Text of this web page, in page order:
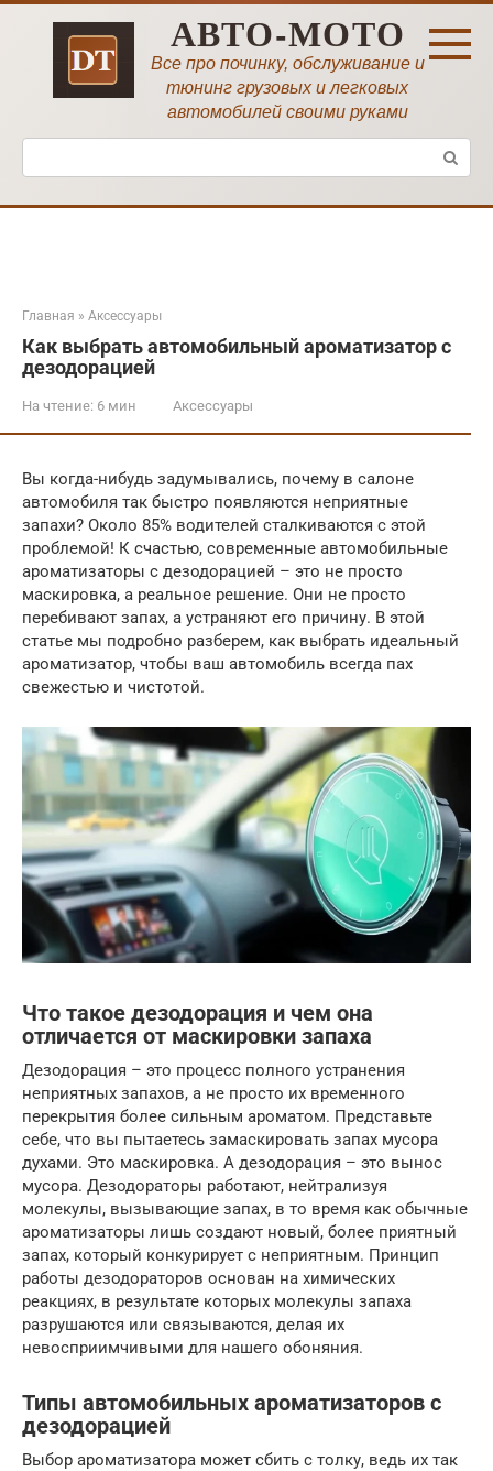
Перейти
АВТО-МОТО
Все про починку, обслуживание и
тюнинг грузовых и легковых
автомобилей своими руками
Поиск:
Главная » Аксессуары
Как выбрать автомобильный ароматизатор с
дезодорацией
На чтение: 6 мин Аксессуары
Вы когда-нибудь задумывались, почему в салоне
автомобиля так быстро появляются неприятные
запахи? Около 85% водителей сталкиваются с этой
проблемой! К счастью, современные автомобильные
ароматизаторы с дезодорацией – это не просто
маскировка, а реальное решение. Они не просто
перебивают запах, а устраняют его причину. В этой
статье мы подробно разберем, как выбрать идеальный
ароматизатор, чтобы ваш автомобиль всегда пах
свежестью и чистотой.
Что такое дезодорация и чем она
отличается от маскировки запаха
Дезодорация – это процесс полного устранения
неприятных запахов, а не просто их временного
перекрытия более сильным ароматом. Представьте
себе, что вы пытаетесь замаскировать запах мусора
духами. Это маскировка. А дезодорация – это вынос
мусора. Дезодораторы работают, нейтрализуя
молекулы, вызывающие запах, в то время как обычные
ароматизаторы лишь создают новый, более приятный
запах, который конкурирует с неприятным. Принцип
работы дезодораторов основан на химических
реакциях, в результате которых молекулы запаха
разрушаются или связываются, делая их
невосприимчивыми для нашего обоняния.
Типы автомобильных ароматизаторов с
дезодорацией
Выбор ароматизатора может сбить с толку, ведь их так